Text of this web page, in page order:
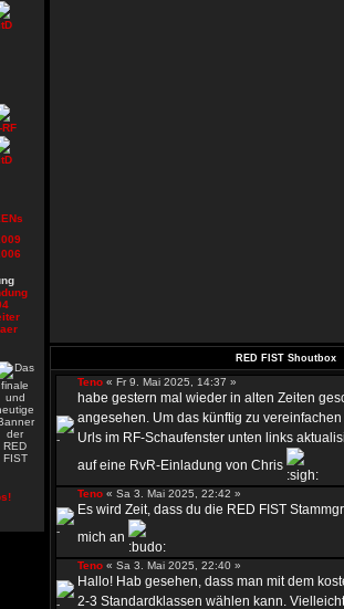
RED FIST Shoutbox
Teno « Fr 9. Mai 2025, 14:37 »
habe gestern mal wieder in alten Zeiten
angesehen. Um das künftig zu
Urls im RF-Schaufenster unten links
auf eine RvR-Einladung von Chris
Teno « Sa 3. Mai 2025, 22:42 »
Es wird Zeit, dass du die RED FIST
mich an
Teno « Sa 3. Mai 2025, 22:40 »
Hallo! Hab gesehen, dass man mit dem
2-3 Standardklassen wählen kann.